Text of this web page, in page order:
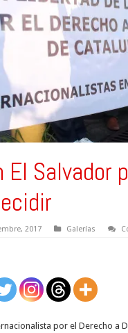
El Salvador
2017 Galerías
por el Derecho a